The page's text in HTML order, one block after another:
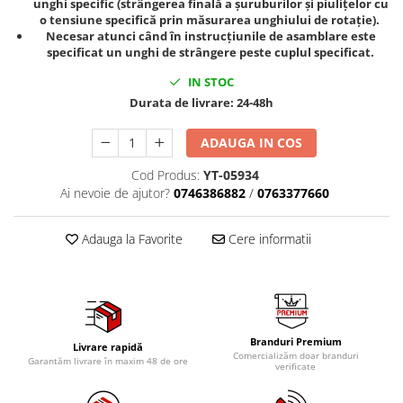
Tig-Wig
Pompe si Cilindri Hidraulici
Redresoare,Roboti Pornire,Cabluri
Accesorii schimb ulei
Chei buson baie ulei
Chei filtru ulei
Recuperatoare de ulei
Aparate de nituit si capsat
Capsatoare tapiterie
Chei de Forta
unghi specific (strângerea finală a șuruburilor și piulițelor cu
o tensiune specifică prin măsurarea unghiului de rotație).
Necesar atunci când în instrucțiunile de asamblare este
specificat un unghi de strângere peste cuplul specificat.
IN STOC
Durata de livrare: 24-48h
ADAUGA IN COS
Cod Produs: YT-05934
Ai nevoie de ajutor? 0746386882 / 0763377660
Adauga la Favorite Cere informatii
Livrare rapidă
Garantăm livrare în maxim 48 de ore
Branduri Premium
Comercializăm doar branduri
verificate